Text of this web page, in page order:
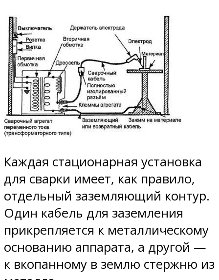
Каждая стационарная установка
для сварки имеет, как правило,
отдельный заземляющий контур.
Один кабель для заземления
прикрепляется к металлическому
основанию аппарата, а другой —
к вкопанному в землю стержню из